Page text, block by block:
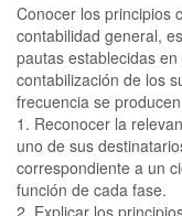
Conocer los principios
contabilidad general,
pautas establecidas
contabilización de los
frecuencia se
1. Reconocer la
uno de sus
correspondiente a un
función de cada fase.
2. Explicar los